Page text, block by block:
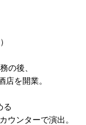
の後、
を開業。
る
ウンターで演出。